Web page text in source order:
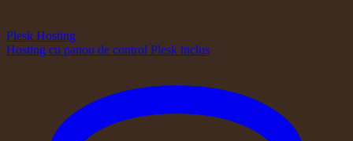
Plesk Hosting
Hosting cu panou de control Plesk inclus